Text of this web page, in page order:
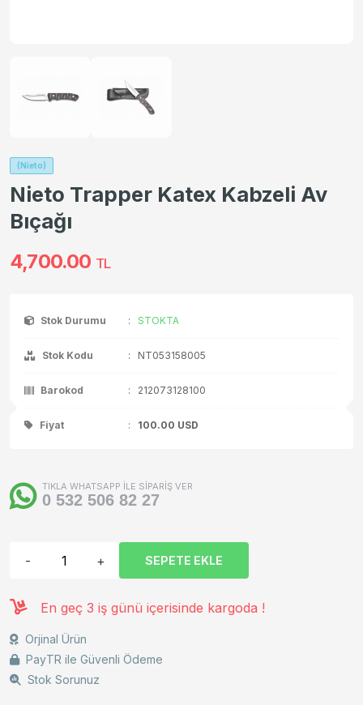
(Nieto)
Nieto Trapper Katex Kabzeli Av
Bıçağı
4,700.00 TL
Stok Durumu : STOKTA
Stok Kodu : NT053158005
Barokod : 212073128100
Fiyat : 100.00 USD
TIKLA WHATSAPP İLE SİPARİŞ VER
0 532 506 82 27
- + SEPETE EKLE
En geç 3 iş günü içerisinde kargoda !
Orjinal Ürün
PayTR ile Güvenli Ödeme
Stok Sorunuz